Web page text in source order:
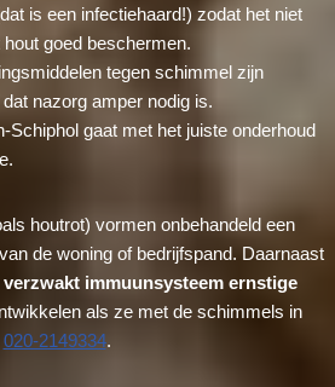
is een infectiehaard!) zodat het niet
goed beschermen.
tegen schimmel zijn
nazorg amper nodig is.
Schiphol gaat met het juiste onderhoud
houtrot) vormen onbehandeld een
de woning of bedrijfspand. Daarnaast
verzwakt immuunsysteem ernstige
als ze met de schimmels in
020-2149334.